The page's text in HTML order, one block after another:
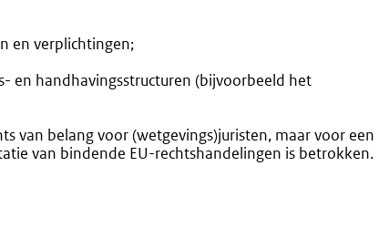
en verplichtingen;
en handhavingsstructuren (bijvoorbeeld het
van belang voor (wetgevings)juristen, maar voor een
van bindende EU-rechtshandelingen is betrokken.